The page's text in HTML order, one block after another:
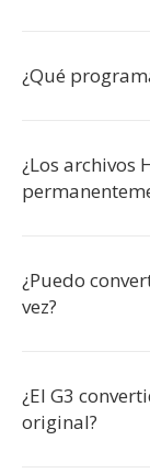
¿Qué
¿Los archivos
¿Puedo
vez?
¿El G3
original?